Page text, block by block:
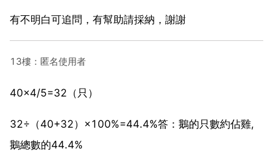
有不明白可追問，有幫助請採納，謝謝
13樓：匿名使用者
40×4/5=32（只）
32÷（40+32）×100%=44.4%答：鵝的只數約佔雞,
鵝總數的44.4%